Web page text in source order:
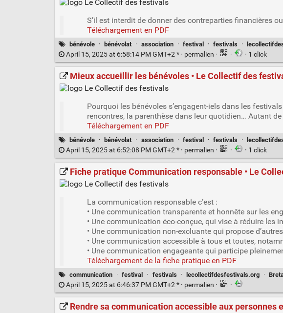
S’il est interdit de donner des contreparties financières
Téléchargement en PDF
bénévole · bénévolat · association · festival · festivals ·
April 15, 2025 at 6:58:14 PM GMT+2 * · permalien · · · 1 click
Mieux accueillir les bénévoles • Le Collectif des
Pourquoi les bénévoles s’engagent-iels dans les
rencontres, la parenthèse dans leur quotidien… Autant
Téléchargement en PDF
bénévole · bénévolat · association · festival · festivals ·
April 15, 2025 at 6:52:08 PM GMT+2 * · permalien · · · 1 click
Fiche pratique Communication responsable • Le
La communication responsable c’est :
• Une communication transparente et honnête sur les
• Une communication éco-conçue, qui vise à réduire
• Une communication non-excluante qui propose
• Une communication accessible à tous et toutes,
• Une communication engageante qui participe
Téléchargement de la fiche pratique en PDF
communication · festival · festivals · lecollectifdesfestivals.org ·
April 15, 2025 at 6:46:37 PM GMT+2 * · permalien · ·
Rendre sa communication accessible aux